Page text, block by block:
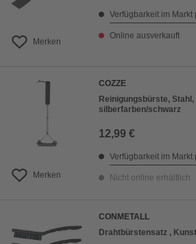
Merken
Verfügbarkeit im Markt
Online ausverkauft
Merken
COZZE
Reinigungsbürste,
silberfarben/schwarz
12,99 €
Verfügbarkeit im Markt
Nicht online erhältlich
CONMETALL
Drahtbürstensatz ,